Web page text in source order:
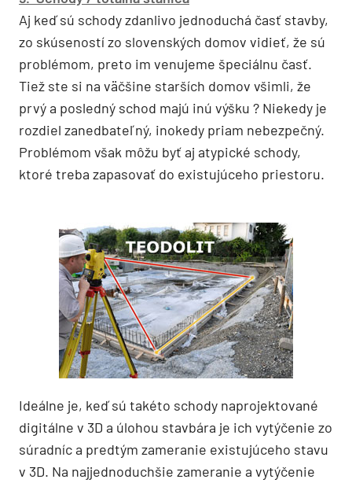
Aj keď sú schody zdanlivo jednoduchá časť stavby,
zo skúseností zo slovenských domov vidieť, že sú
problémom, preto im venujeme špeciálnu časť.
Tiež ste si na väčšine starších domov všimli, že
prvý a posledný schod majú inú výšku ? Niekedy je
rozdiel zanedbateľný, inokedy priam nebezpečný.
Problémom však môžu byť aj atypické schody,
ktoré treba zapasovať do existujúceho priestoru.
Ideálne je, keď sú takéto schody naprojektované
digitálne v 3D a úlohou stavbára je ich vytýčenie zo
súradníc a predtým zameranie existujúceho stavu
v 3D. Na najjednoduchšie zameranie a vytýčenie